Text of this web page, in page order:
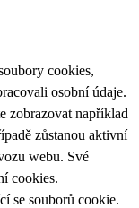
cookies,
osobní údaje.
zobrazovat například
zůstanou aktivní
webu. Své
cookies.
se souborů cookie.